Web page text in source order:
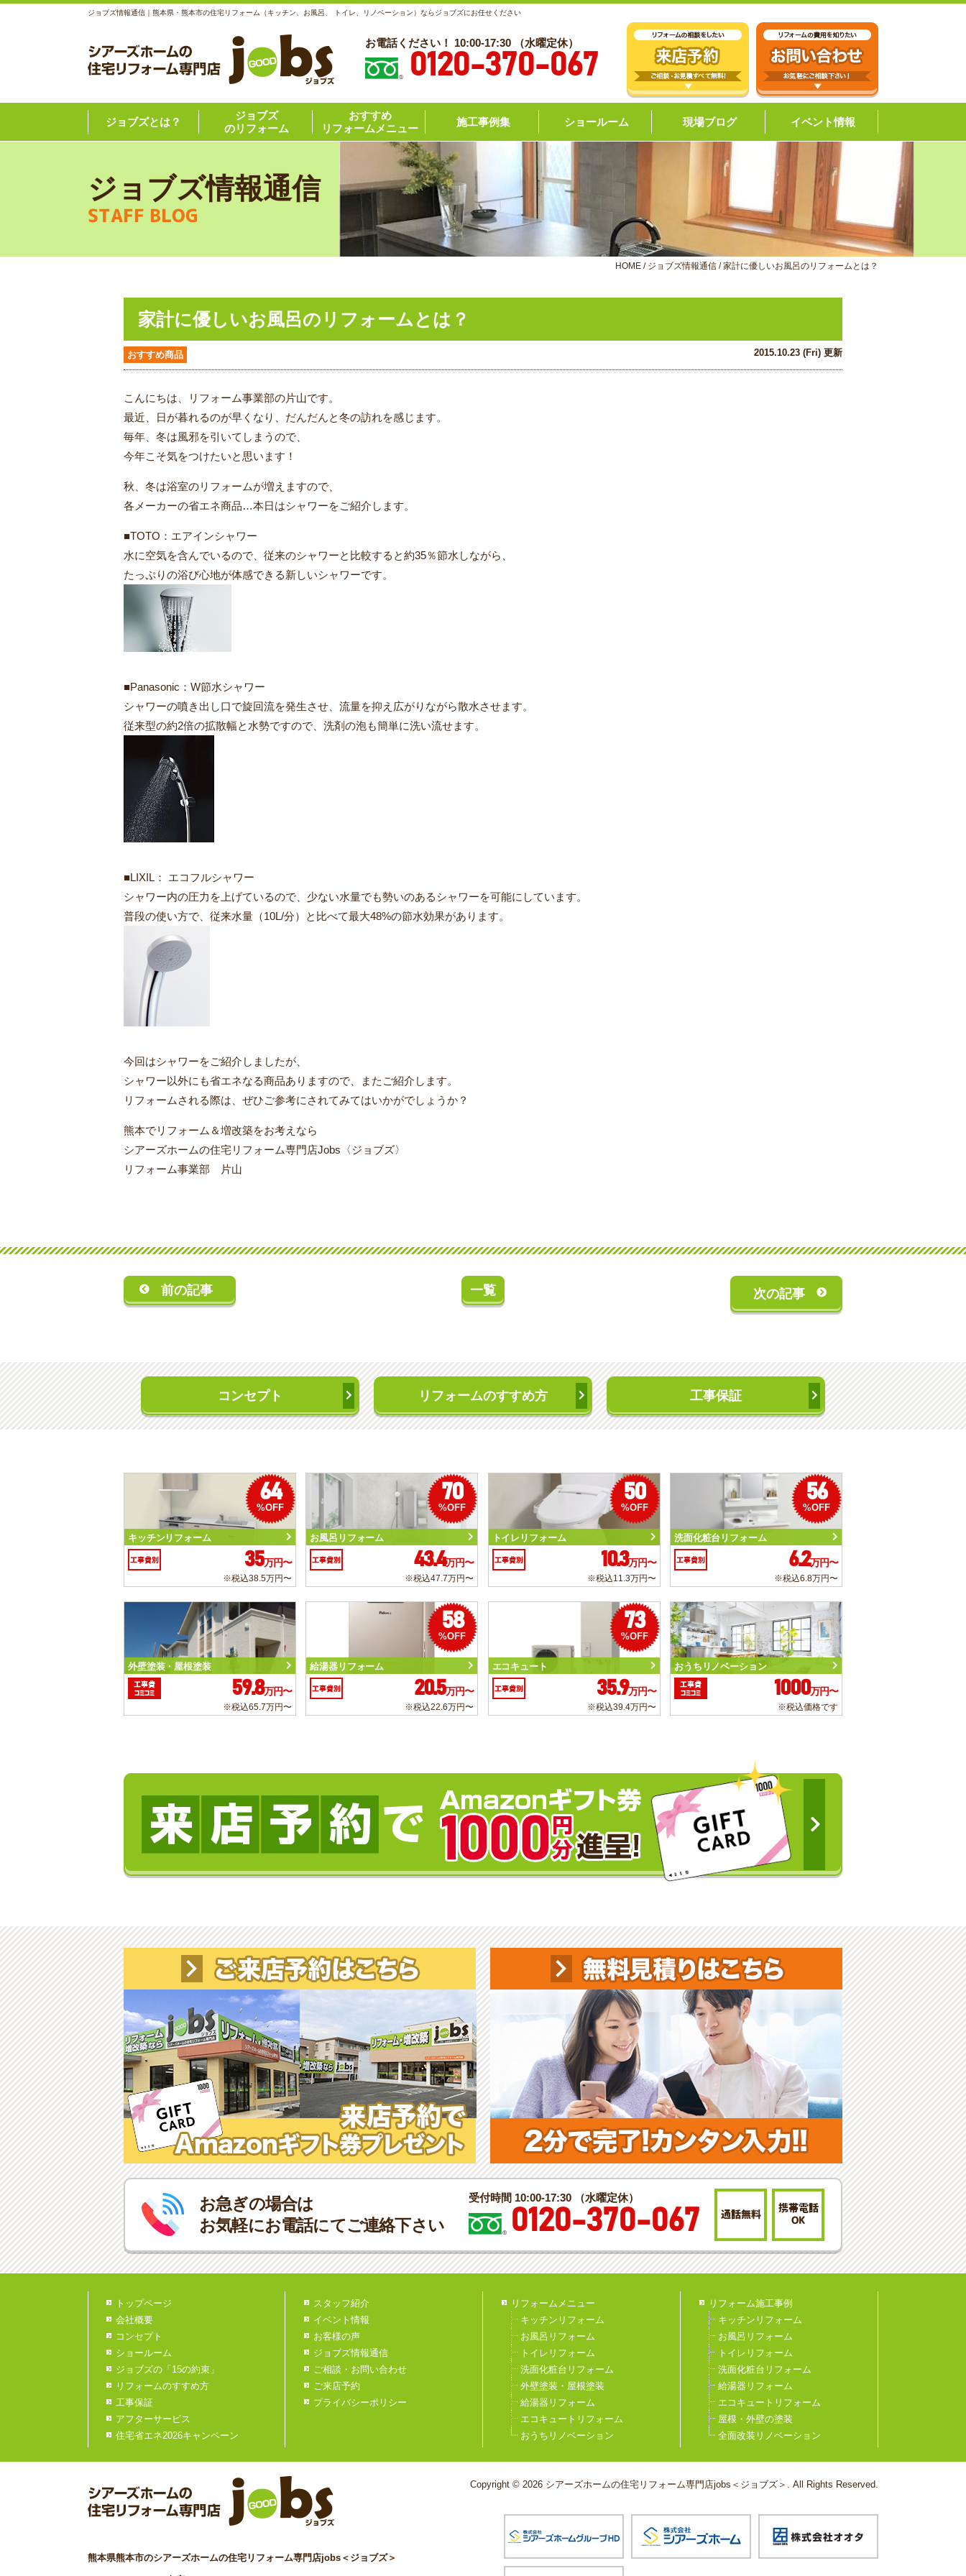
ジョブズ情報通信｜熊本県・熊本市の住宅リフォーム（キッチン、お風呂、 トイレ、リノベーション）ならジョブズにお任せください
お電話ください！ 10:00-17:30 （水曜定休）
0120-370-067
ジョブズとは？
ジョブズ
のリフォーム
おすすめ
リフォームメニュー
施工事例集 ショールーム 現場ブログ イベント情報
ジョブズ情報通信
STAFF BLOG
HOME / ジョブズ情報通信 /家計に優しいお風呂のリフォームとは？
家計に優しいお風呂のリフォームとは？
おすすめ商品 2015.10.23 (Fri) 更新
こんにちは、リフォーム事業部の片山です。
最近、日が暮れるのが早くなり、だんだんと冬の訪れを感じます。
毎年、冬は風邪を引いてしまうので、
今年こそ気をつけたいと思います！
秋、冬は浴室のリフォームが増えますので、
各メーカーの省エネ商品…本日はシャワーをご紹介します。
■TOTO：エアインシャワー
水に空気を含んでいるので、従来のシャワーと比較すると約35％節水しながら、
たっぷりの浴び心地が体感できる新しいシャワーです。
■Panasonic：W節水シャワー
シャワーの噴き出し口で旋回流を発生させ、流量を抑え広がりながら散水させます。
従来型の約2倍の拡散幅と水勢ですので、洗剤の泡も簡単に洗い流せます。
■LIXIL： エコフルシャワー
シャワー内の圧力を上げているので、少ない水量でも勢いのあるシャワーを可能にしています。
普段の使い方で、従来水量（10L/分）と比べて最大48%の節水効果があります。
今回はシャワーをご紹介しましたが、
シャワー以外にも省エネなる商品ありますので、またご紹介します。
リフォームされる際は、ぜひご参考にされてみてはいかがでしょうか？
熊本でリフォーム＆増改築をお考えなら
シアーズホームの住宅リフォーム専門店Jobs〈ジョブズ〉
リフォーム事業部 片山
前の記事 一覧 次の記事
コンセプト リフォームのすすめ方 工事保証
64
%OFF
キッチンリフォーム
工事費別 35万円〜
※税込38.5万円〜
70
%OFF
お風呂リフォーム
工事費別 43.4万円〜
※税込47.7万円〜
50
%OFF
トイレリフォーム
工事費別 10.3万円〜
※税込11.3万円〜
56
%OFF
洗面化粧台リフォーム
工事費別 6.2万円〜
※税込6.8万円〜
外壁塗装・屋根塗装
工事費
コミコミ
59.8万円〜
※税込65.7万円〜
58
%OFF
給湯器リフォーム
工事費別 20.5万円〜
※税込22.6万円〜
73
%OFF
エコキュート
工事費別 35.9万円〜
※税込39.4万円〜
おうちリノベーション
工事費
コミコミ
1000万円〜
※税込価格です
お急ぎの場合は
お気軽にお電話にてご連絡下さい
受付時間 10:00-17:30 （水曜定休）
0120-370-067 通話無料
携帯電話
OK
トップページ
会社概要
コンセプト
ショールーム
ジョブズの「15の約束」
リフォームのすすめ方
工事保証
アフターサービス
住宅省エネ2026キャンペーン
スタッフ紹介
イベント情報
お客様の声
ジョブズ情報通信
ご相談・お問い合わせ
ご来店予約
プライバシーポリシー
リフォームメニュー
キッチンリフォーム
お風呂リフォーム
トイレリフォーム
洗面化粧台リフォーム
外壁塗装・屋根塗装
給湯器リフォーム
エコキュートリフォーム
おうちリノベーション
リフォーム施工事例
キッチンリフォーム
お風呂リフォーム
トイレリフォーム
洗面化粧台リフォーム
給湯器リフォーム
エコキュートリフォーム
屋根・外壁の塗装
全面改装リノベーション
熊本県熊本市のシアーズホームの住宅リフォーム専門店jobs＜ジョブズ＞
Copyright © 2026 シアーズホームの住宅リフォーム専門店jobs＜ジョブズ＞. All Rights Reserved.